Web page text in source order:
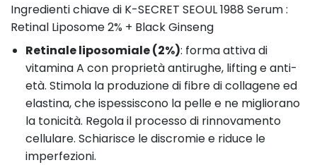
Ingredienti chiave di K-SECRET SEOUL 1988 Serum :
Retinal Liposome 2% + Black Ginseng
Retinale liposomiale (2%): forma attiva di
vitamina A con proprietà antirughe, lifting e anti-
età. Stimola la produzione di fibre di collagene ed
elastina, che ispessiscono la pelle e ne migliorano
la tonicità. Regola il processo di rinnovamento
cellulare. Schiarisce le discromie e riduce le
imperfezioni.